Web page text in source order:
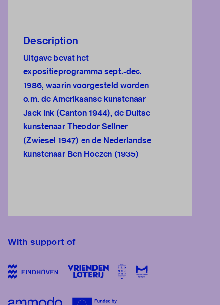
Description
Uitgave bevat het
expositieprogramma sept.-dec.
1986, waarin voorgesteld worden
o.m. de Amerikaanse kunstenaar
Jack Ink (Canton 1944), de Duitse
kunstenaar Theodor Sellner
(Zwiesel 1947) en de Nederlandse
kunstenaar Ben Hoezen (1935)
With support of